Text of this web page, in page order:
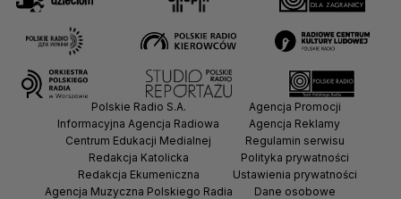
Polskie Radio S.A.
Informacyjna Agencja Radiowa
Centrum Edukacji Medialnej
Redakcja Katolicka
Redakcja Ekumeniczna
Agencja Muzyczna Polskiego Radia
Agencja Promocji
Agencja Reklamy
Regulamin serwisu
Polityka prywatności
Ustawienia prywatności
Dane osobowe